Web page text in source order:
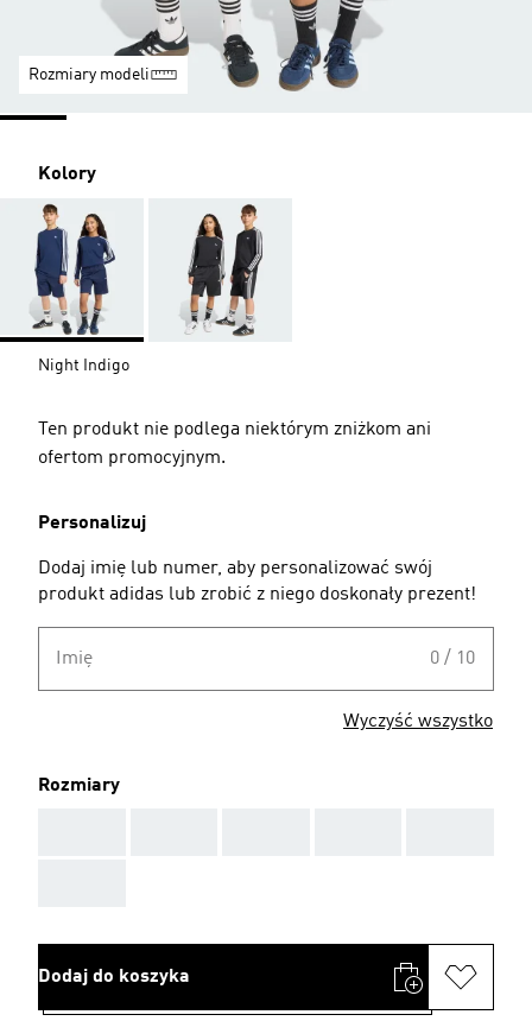
Rozmiary modeli
Kolory
Night Indigo
Ten produkt nie podlega niektórym zniżkom ani
ofertom promocyjnym.
Personalizuj
Dodaj imię lub numer, aby personalizować swój
produkt adidas lub zrobić z niego doskonały prezent!
Imię 0 / 10
Wyczyść wszystko
Rozmiary
Dodaj do koszyka